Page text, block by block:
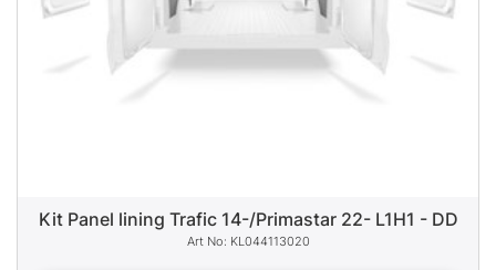
Kit Panel lining Trafic 14-/Primastar 22- L1H1 - DD
KL044113020